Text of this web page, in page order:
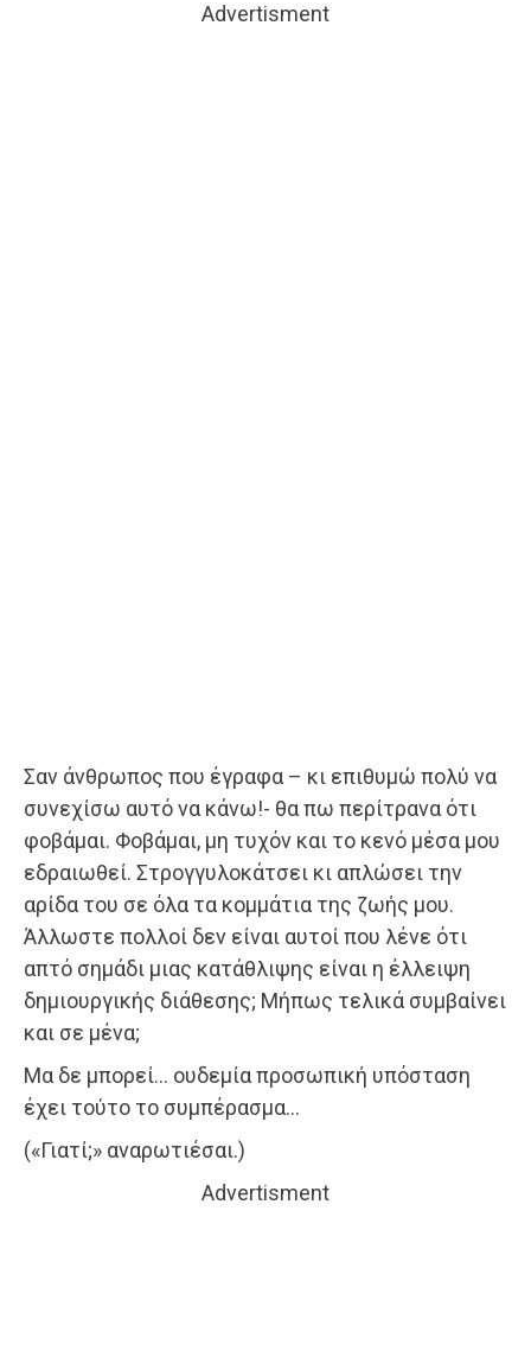
Advertisment
Σαν άνθρωπος που έγραφα – κι επιθυμώ πολύ να
συνεχίσω αυτό να κάνω!- θα πω περίτρανα ότι
φοβάμαι. Φοβάμαι, μη τυχόν και το κενό μέσα μου
εδραιωθεί. Στρογγυλοκάτσει κι απλώσει την
αρίδα του σε όλα τα κομμάτια της ζωής μου.
Άλλωστε πολλοί δεν είναι αυτοί που λένε ότι
απτό σημάδι μιας κατάθλιψης είναι η έλλειψη
δημιουργικής διάθεσης; Μήπως τελικά συμβαίνει
και σε μένα;
Μα δε μπορεί… ουδεμία προσωπική υπόσταση
έχει τούτο το συμπέρασμα…
(«Γιατί;» αναρωτιέσαι.)
Advertisment